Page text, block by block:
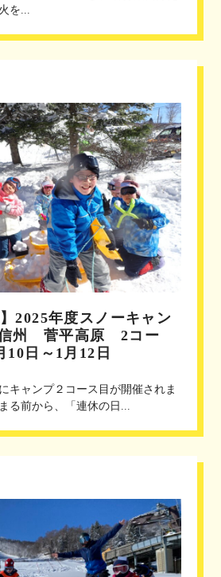
を...
】2025年度スノーキャン
州 菅平高原 2コー
日～1月12日
キャンプ２コース目が開催されま
る前から、「連休の日...